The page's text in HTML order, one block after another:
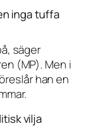
inga tuffa
säger
(MP). Men i
han en
vilja